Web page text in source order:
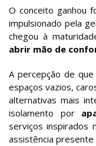
O conceito ganhou
impulsionado pela
chegou à
abrir mão de
A percepção de
espaços vazios,
alternativas mais
isolamento por
serviços inspirados
assistência presente